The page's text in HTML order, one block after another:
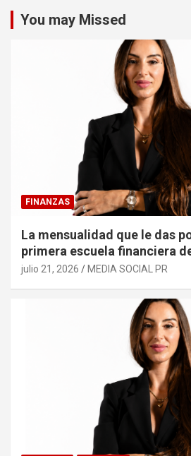
You may Missed
FINANZAS
La mensualidad que le das
primera escuela financiera
julio 21, 2026 MEDIA SOCIAL PR